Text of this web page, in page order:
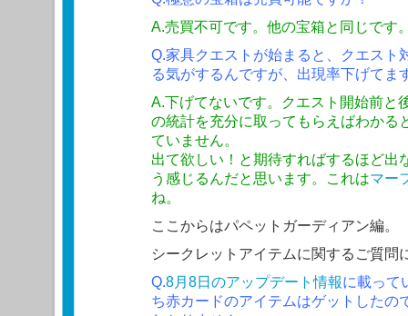
A.売買不可です。他の宝箱と同じです
Q.家具クエストが始まると、クエスト
る気がするんですが、出現率下げてま
A.下げてないです。クエスト開始前と
の統計を充分に取ってもらえばわかる
ていません。
出て欲しい！と期待すればするほど出
う感じるんだと思います。これはマー
ね。
ここからはパペットガーディアン編。
シークレットアイテムに関するご質問
Q.8月8日のアップデート情報に載って
ち赤カードのアイテムはゲットしたの